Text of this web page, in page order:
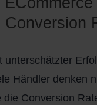
ist bei der
Zölle erhoben.
Conversion
unterschätzter
Händler denken
Conversion